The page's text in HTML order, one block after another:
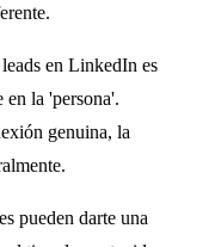
en LinkedIn es
en la 'persona'.
genuina, la
pueden darte una